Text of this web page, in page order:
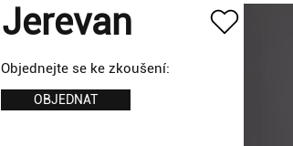
Jerevan
Objednejte se ke zkoušení:
OBJEDNAT